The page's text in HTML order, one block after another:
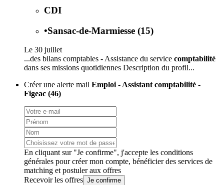
CDI
•Sansac-de-Marmiesse (15)
Le 30 juillet
...des bilans comptables - Assistance du service comptabilité
dans ses missions quotidiennes Description du profil...
Créer une alerte mail Emploi - Assistant comptabilité -
Figeac (46)
En cliquant sur "Je confirme", j'accepte les conditions
générales pour créer mon compte, bénéficier des services de
matching et postuler aux offres
Recevoir les offres Je confirme